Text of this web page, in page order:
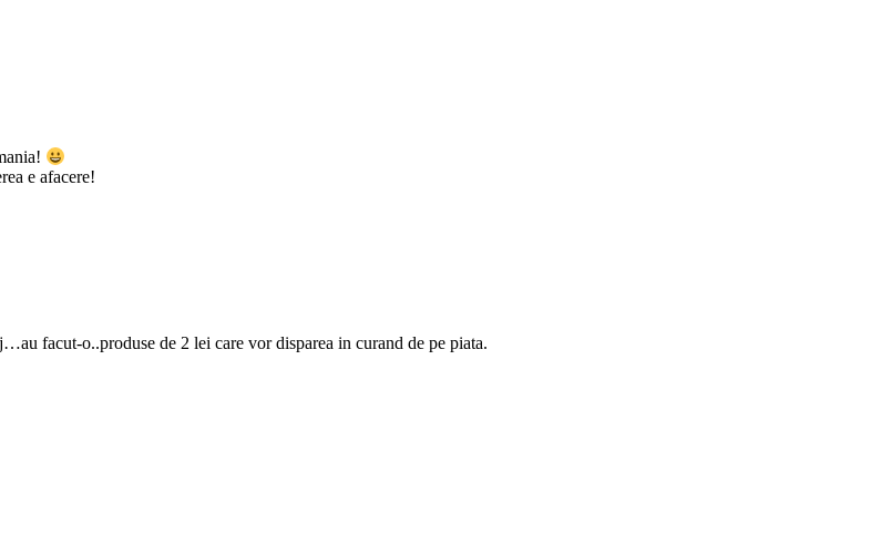
e afacere!
facut-o..produse de 2 lei care vor disparea in curand de pe piata.